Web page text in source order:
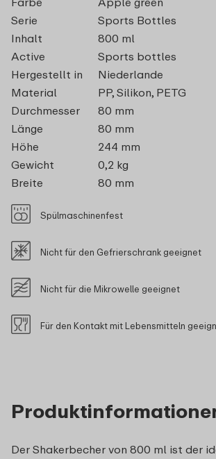
Der Shakerbecher von 800 ml ist der
Serie
Sports Bottles
Inhalt
800 ml
Active
Sports bottles
Hergestellt in
Niederlande
Material
PP, Silikon, PETG
Durchmesser
80 mm
Länge
80 mm
Höhe
244 mm
Gewicht
0,2 kg
Breite
80 mm
Spülmaschinenfest
Nicht für den Gefrierschrank geeignet
Nicht für die Mikrowelle geeignet
Für den Kontakt mit Lebensmitteln